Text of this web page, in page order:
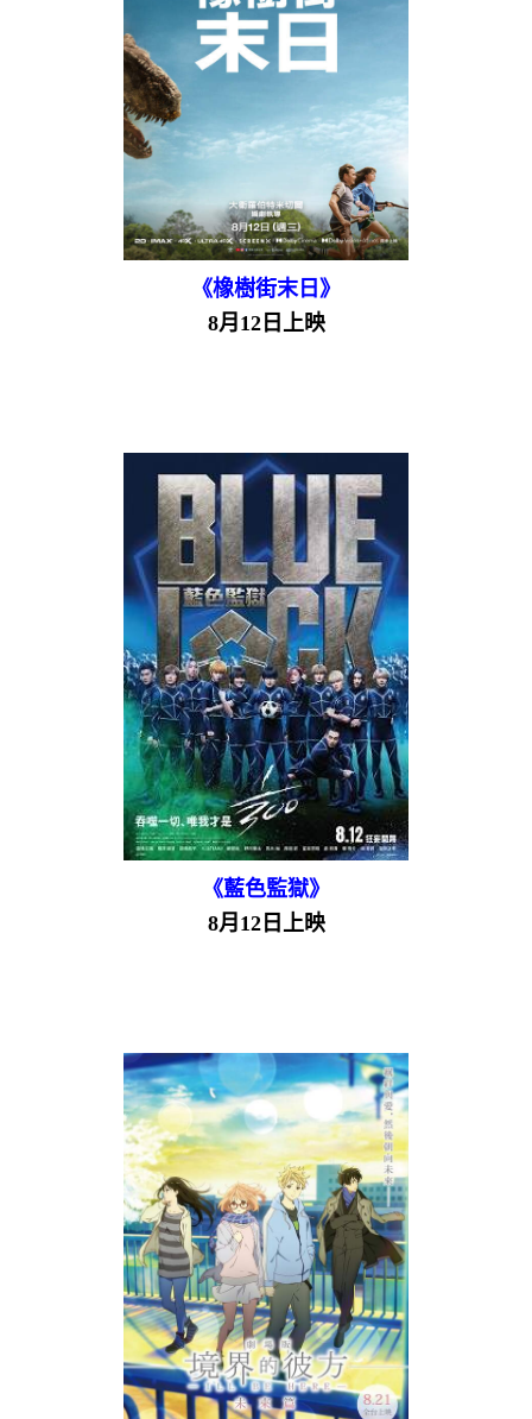
《橡樹街末日》
8月12日上映
《藍色監獄》
8月12日上映